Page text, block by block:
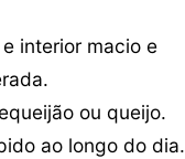
interior macio e
ou queijo.
ao longo do dia.